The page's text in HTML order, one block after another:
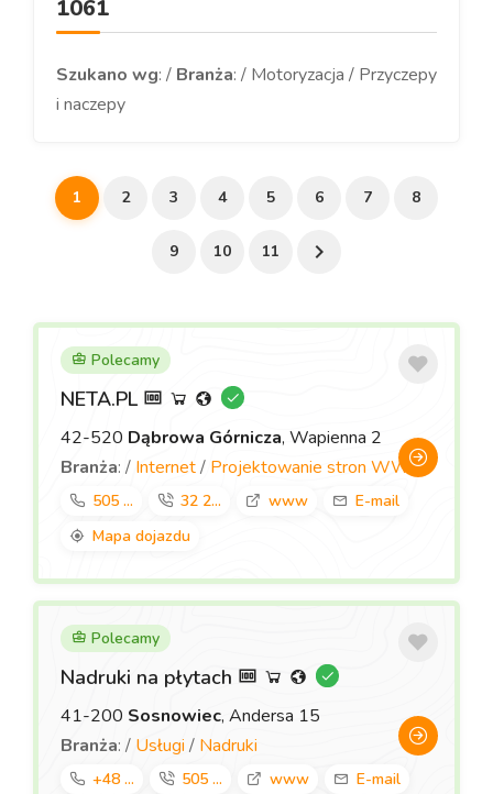
1061
Szukano wg: / Branża: / Motoryzacja / Przyczepy
i naczepy
1 2 3 4 5 6 7 8
9 10 11
Polecamy
NETA.PL
42-520 Dąbrowa Górnicza, Wapienna 2
Branża: / Internet/ Projektowanie stron WWW
505 ... 32 2... www
E-mail
Mapa dojazdu
Polecamy
Nadruki na płytach
41-200 Sosnowiec, Andersa 15
Branża: / Usługi / Nadruki
+48 ... 505 ... www
E-mail